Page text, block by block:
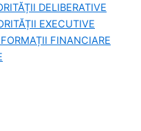
DELIBERATIVE
EXECUTIVE
FINANCIARE